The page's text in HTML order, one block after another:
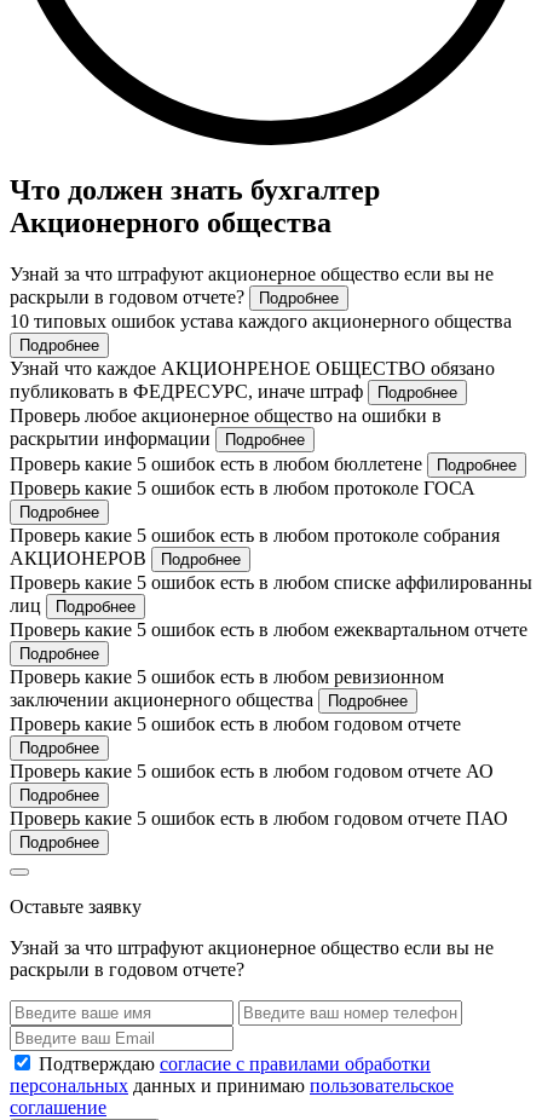
Что должен знать бухгалтер
Акционерного общества
Узнай за что штрафуют акционерное общество если вы не
раскрыли в годовом отчете?
Подробнее
10 типовых ошибок устава каждого акционерного общества
Подробнее
Узнай что каждое АКЦИОНРЕНОЕ ОБЩЕСТВО обязано
публиковать в ФЕДРЕСУРС, иначе штраф
Подробнее
Проверь любое акционерное общество на ошибки в
раскрытии информации
Подробнее
Проверь какие 5 ошибок есть в любом бюллетене Подробнее
Проверь какие 5 ошибок есть в любом протоколе ГОСА
Подробнее
Проверь какие 5 ошибок есть в любом протоколе собрания
АКЦИОНЕРОВ
Подробнее
Проверь какие 5 ошибок есть в любом списке аффилированны
лиц
Подробнее
Проверь какие 5 ошибок есть в любом ежеквартальном отчете
Подробнее
Проверь какие 5 ошибок есть в любом ревизионном
заключении акционерного общества
Подробнее
Проверь какие 5 ошибок есть в любом годовом отчете
Подробнее
Проверь какие 5 ошибок есть в любом годовом отчете АО
Подробнее
Проверь какие 5 ошибок есть в любом годовом отчете ПАО
Подробнее
Оставьте заявку
Узнай за что штрафуют акционерное общество если вы не
раскрыли в годовом отчете?
Подтверждаю согласие с правилами обработки
персональных данных и принимаю пользовательское
соглашение